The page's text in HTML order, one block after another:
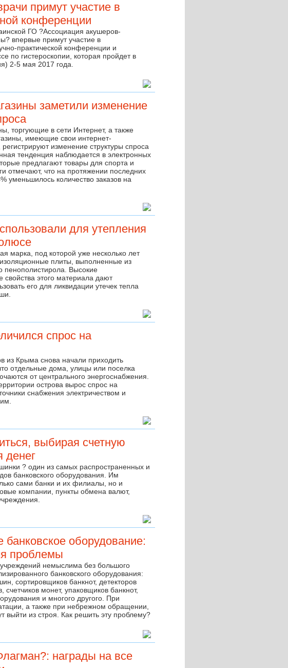
примут участие в
конференции
ГО ?Ассоциация акушеров-
впервые примут участие в
практической конференции и
по гистероскопии, которая пройдет в
2-5 мая 2017 года.
заметили изменение
торгующие в сети Интернет, а также
имеющие свои интернет-
регистрируют изменение структуры спроса
тенденция наблюдается в электронных
предлагают товары для спорта и
отмечают, что на протяжении последних
уменьшилось количество заказов на
для утепления
марка, под которой уже несколько лет
плиты, выполненные из
пенополистирола. Высокие
свойства этого материала дают
его для ликвидации утечек тепла
спрос на
из Крыма снова начали приходить
отдельные дома, улицы или поселка
от центрального энергоснабжения.
острова вырос спрос на
снабжения электричеством и
выбирая счетную
денег
? один из самых распространенных и
банковского оборудования. Им
сами банки и их филиалы, но и
компании, пункты обмена валют,
банковское оборудование:
проблемы
учреждений немыслима без большого
банковского оборудования:
сортировщиков банкнот, детекторов
счетчиков монет, упаковщиков банкнот,
и многого другого. При
а также при небрежном обращении,
выйти из строя. Как решить эту проблему?
награды на все